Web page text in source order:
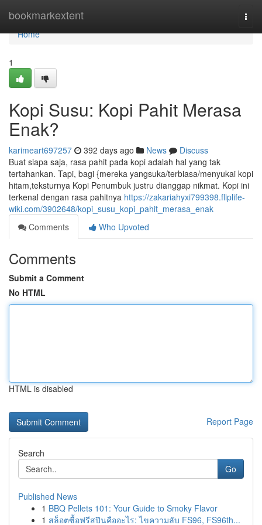
bookmarkextent
Home
Home
1
Kopi Susu: Kopi Pahit Merasa
Enak?
karimeart697257 392 days ago News
Discuss
Buat siapa saja, rasa pahit pada kopi adalah hal yang tak
tertahankan. Tapi, bagi {mereka yangsuka/terbiasa/menyukai kopi
hitam,teksturnya Kopi Penumbuk justru dianggap nikmat. Kopi ini
terkenal dengan rasa pahitnya https://zakariahyxi799398.fliplife-
wiki.com/3902648/kopi_susu_kopi_pahit_merasa_enak
Comments
Who Upvoted
Comments
Submit a Comment
No HTML
HTML is disabled
Report Page
Search
Go
Published News
1 BBQ Pellets 101: Your Guide to Smoky Flavor
1 สล็อตซื้อฟรีสปินคืออะไร: ไขความลับ FS96, FS96th...